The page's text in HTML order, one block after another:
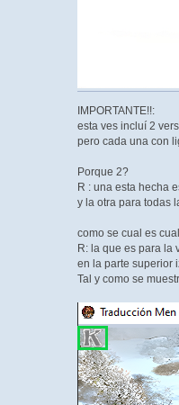
IMPORTANTE!!:
esta ves incluí 2
pero cada una con
Porque 2?
R : una esta hecha
y la otra para todas
como se cual es
R: la que es para la
en la parte superior
Tal y como se